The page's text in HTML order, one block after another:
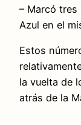
– Marcó tres
Azul en el
Estos
la vuelta de
atrás de la